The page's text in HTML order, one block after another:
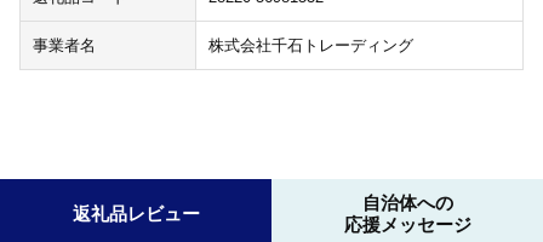
事業者名 株式会社千石トレーディング
返礼品レビュー
自治体への
応援メッセージ